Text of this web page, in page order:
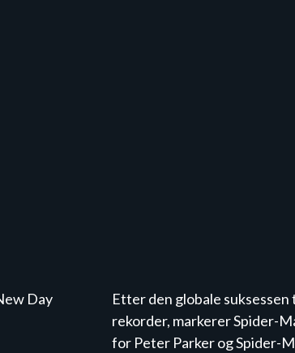
Day
Etter den globale suksessen
rekorder, markerer Spider-
for Peter Parker og Spider-